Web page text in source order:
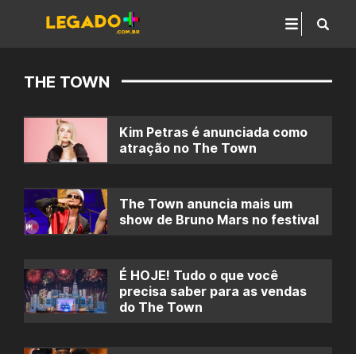
THE TOWN
Kim Petras é anunciada como
atração no The Town
The Town anuncia mais um
show de Bruno Mars no festival
É HOJE! Tudo o que você
precisa saber para as vendas
do The Town